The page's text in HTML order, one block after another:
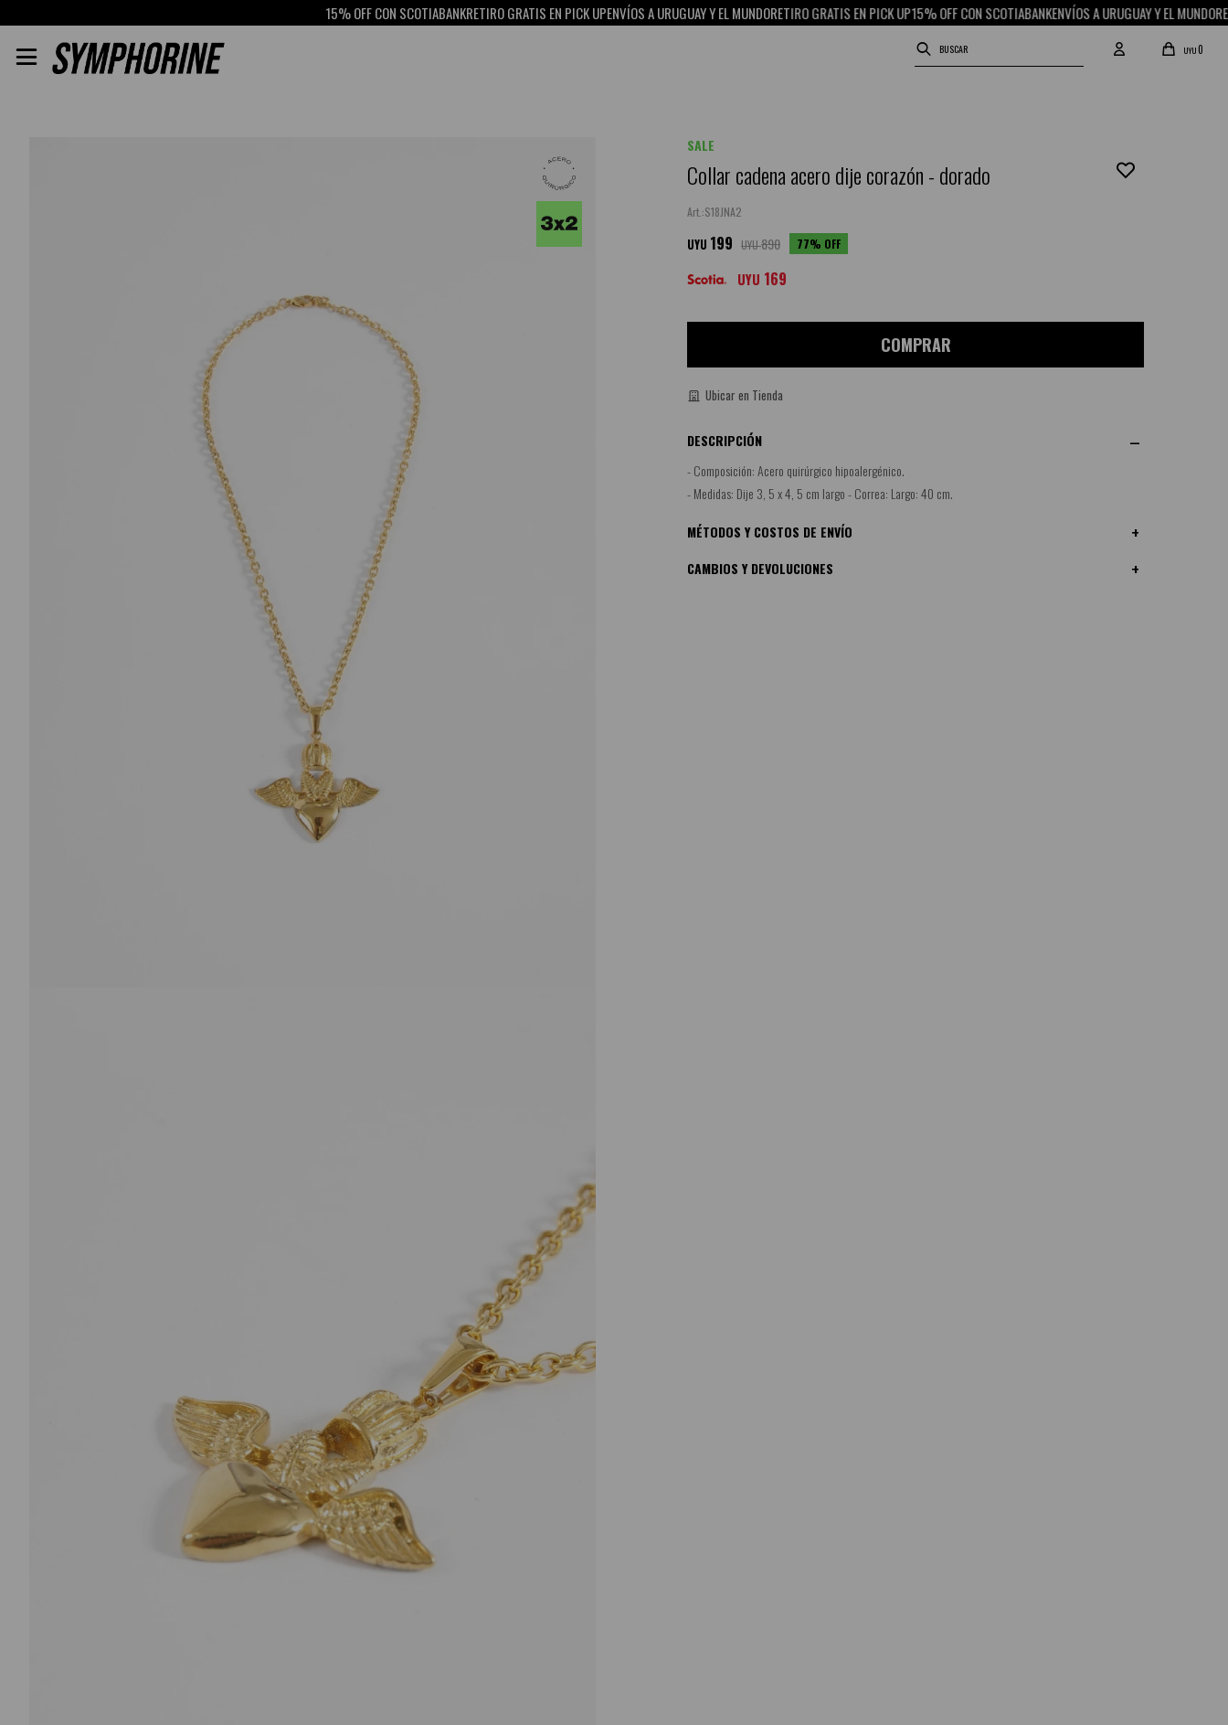
15% OFF CON SCOTIABANKRETIRO GRATIS EN PICK UPENVÍOS A URUGUAY Y EL MUNDORETIRO GRATIS EN PICK UP15% OFF CON SCOTIABANKENVÍOS A URUGUAY Y EL MUNDORETIRO
UYU0

SALE
Collar cadena acero dije corazón - dorado
S18JNA2
UYU 199 UYU890 77
UYU 169
COMPRAR
Ubicar en Tienda
DESCRIPCIÓN
- Composición: Acero quirúrgico hipoalergénico.
- Medidas: Dije 3, 5 x 4, 5 cm largo - Correa: Largo: 40 cm.
MÉTODOS Y COSTOS DE ENVÍO
CAMBIOS Y DEVOLUCIONES